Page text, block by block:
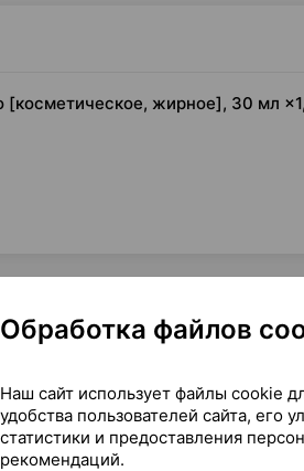
жирное], 30 мл
жирное], 30 мл ×1,
Обработка файлов
Наш сайт использует файлы cookie
удобства пользователей сайта, его
статистики и предоставления
рекомендаций.